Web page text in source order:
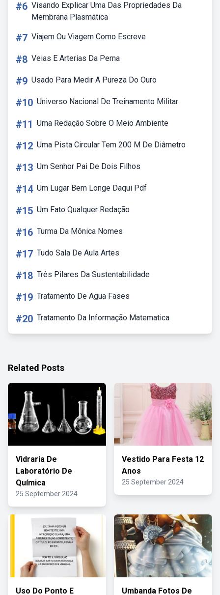
#6 Visando Explicar Uma Das Propriedades Da
Membrana Plasmática
#7 Viajem Ou Viagem Como Escreve
#8 Veias E Arterias Da Perna
#9 Usado Para Medir A Pureza Do Ouro
#10 Universo Nacional De Treinamento Militar
#11 Uma Redação Sobre O Meio Ambiente
#12 Uma Pista Circular Tem 200 M De Diâmetro
#13 Um Senhor Pai De Dois Filhos
#14 Um Lugar Bem Longe Daqui Pdf
#15 Um Fato Qualquer Redação
#16 Turma Da Mônica Nomes
#17 Tudo Sala De Aula Artes
#18 Três Pilares Da Sustentabilidade
#19 Tratamento De Agua Fases
#20 Tratamento Da Informação Matematica
Related Posts
Vidraria De
Laboratório De
Química
25 September 2024
Vestido Para Festa 12
Anos
25 September 2024
Uso Do Ponto E Umbanda Fotos De